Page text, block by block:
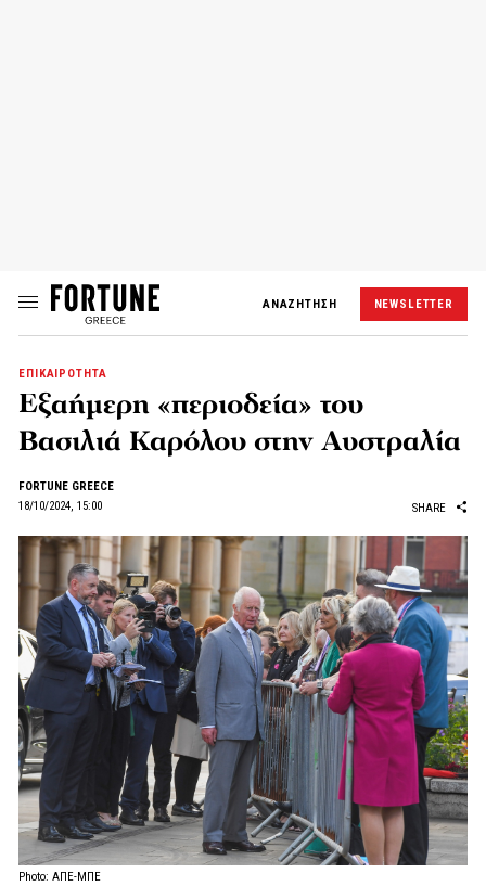
ΑΝΑΖΗΤΗΣΗ NEWSLETTER
ΕΠΙΚΑΙΡΟΤΗΤΑ
Εξαήμερη «περιοδεία» του
Βασιλιά Καρόλου στην Αυστραλία
FORTUNE GREECE
18/10/2024, 15:00
SHARE
Photo: ΑΠΕ-ΜΠΕ